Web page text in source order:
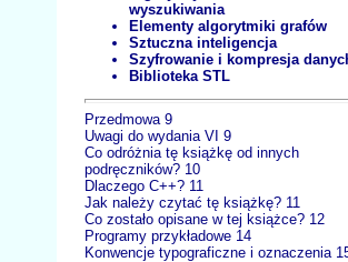
wyszukiwania
Elementy algorytmiki grafów
Sztuczna inteligencja
Szyfrowanie i kompresja
Biblioteka STL
Przedmowa 9
Uwagi do wydania VI 9
Co odróżnia tę książkę od innych
podręczników? 10
Dlaczego C++? 11
Jak należy czytać tę książkę? 11
Co zostało opisane w tej książce? 12
Programy przykładowe 14
Konwencje typograficzne i oznaczenia